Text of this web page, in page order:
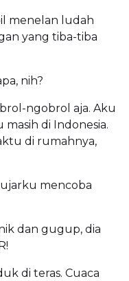
menelan ludah
yang tiba-tiba
nih?
ngobrol aja. Aku
di Indonesia.
di rumahnya,
mencoba
dan gugup, dia
di teras. Cuaca